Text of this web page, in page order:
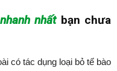
nhấtbạn chưa
có tác dụng loại bỏ tế bào